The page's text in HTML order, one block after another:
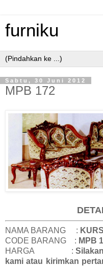
furniku
Sabtu, 30 Juni 2012
MPB 172
NAMA BARANG :
CODE BARANG : MPB
HARGA :
kami atau kirimkan